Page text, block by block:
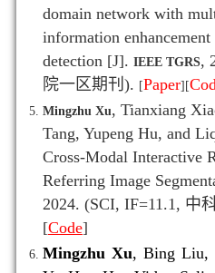
domain network with
information
detection [J]. IEEE TGRS,
院一区期刊 ). [Paper] [
Mingzhu Xu, Tianxiang
Tang, Yupeng Hu, and
Cross-Modal Interactive
Referring Image
2024. (SCI, IF=11.1, 中
[Code]
Mingzhu Xu, Bing Liu,